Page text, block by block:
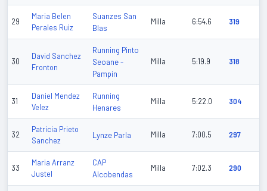
29
Maria Belen
Perales Ruiz
Suanzes San
Blas
Milla 6:54.6 319
30
David Sanchez
Fronton
Running Pinto
Seoane -
Pampin
Milla 5:19.9 318
31
Daniel Mendez
Velez
Running
Henares
Milla 5:22.0 304
32
Patricia Prieto
Sanchez
Lynze Parla Milla 7:00.5 297
33
Maria Arranz
Justel
CAP
Alcobendas
Milla 7:02.3 290